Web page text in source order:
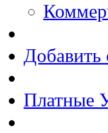
Добавить
Платные